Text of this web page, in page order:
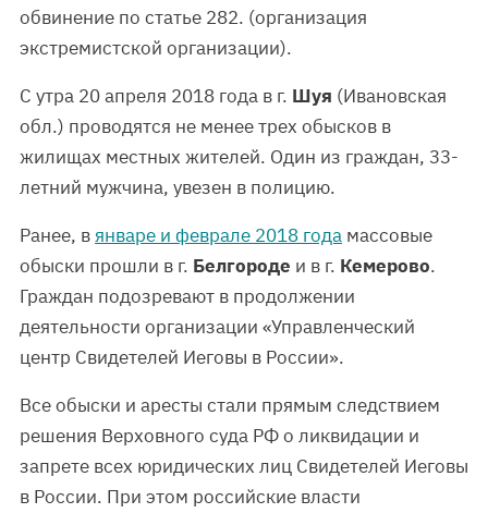
обвинение по статье 282. (организация
экстремистской организации).
С утра 20 апреля 2018 года в г. Шуя (Ивановская
обл.) проводятся не менее трех обысков в
жилищах местных жителей. Один из граждан, 33-
летний мужчина, увезен в полицию.
Ранее, вянваре и феврале 2018 года массовые
обыски прошли в г. Белгороде и в г. Кемерово.
Граждан подозревают в продолжении
деятельности организации «Управленческий
центр Свидетелей Иеговы в России».
Все обыски и аресты стали прямым следствием
решения Верховного суда РФ о ликвидации и
запрете всех юридических лиц Свидетелей Иеговы
в России. При этом российские власти